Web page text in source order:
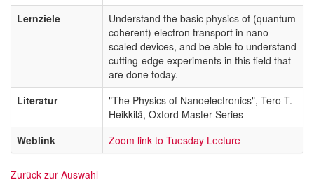
Lernziele
Understand the basic physics of (quantum
coherent) electron transport in nano-
scaled devices, and be able to understand
cutting-edge experiments in this field that
are done today.
Literatur
"The Physics of Nanoelectronics", Tero T.
Heikkilä, Oxford Master Series
Weblink
Zoom link to Tuesday Lecture
Zurück zur Auswahl